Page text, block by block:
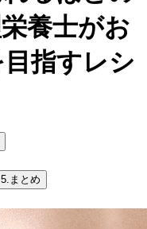
養士がお
指すレシ
5. まとめ